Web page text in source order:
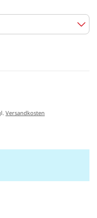
Versandkosten